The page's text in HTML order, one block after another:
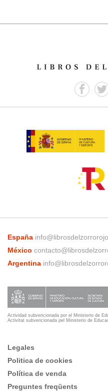
España
México
Argentina
Actividad subvencionada por el Ministerio de
Activitat subvencionada pel Ministerio de
Legales
Politica de cookies
Política de venda
Preguntes freqüents